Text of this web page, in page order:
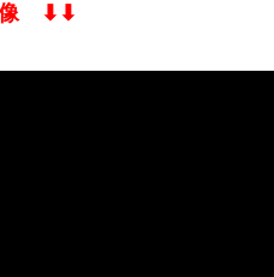
像 ⬇︎⬇︎